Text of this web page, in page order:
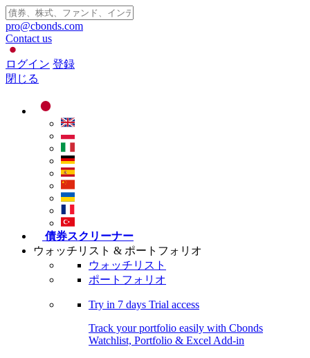
pro@cbonds.com
Contact us
ログイン 登録
閉じる
債券スクリーナー
ウォッチリスト & ポートフォリオ
ウォッチリスト
ポートフォリオ
Try in 7 days Trial access
Track your portfolio easily with Cbonds
Watchlist, Portfolio & Excel Add-in